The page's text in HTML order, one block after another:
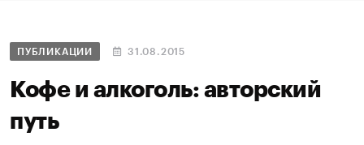
ПУБЛИКАЦИИ 31.08.2015
Кофе и алкоголь: авторский
путь